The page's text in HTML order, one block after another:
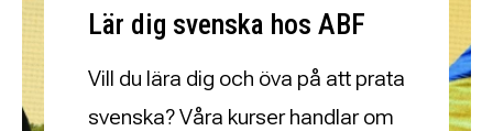
Lär dig svenska hos ABF
Vill du lära dig och öva på att prata
svenska? Våra kurser handlar om